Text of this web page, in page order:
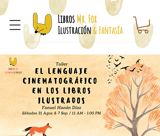
LibrosMr. Fox
Ilustración& Fantasía